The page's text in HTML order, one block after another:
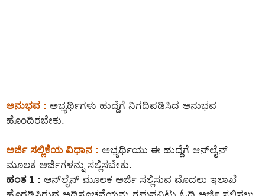
ಅನುಭವ : ಅಭ್ಯರ್ಥಿಗಳು ಹುದ್ದೆಗೆ ನಿಗದಿಪಡಿಸಿದ ಅನುಭವ
ಹೊಂದಿರಬೇಕು.
ಅರ್ಜಿ ಸಲ್ಲಿಕೆಯ ವಿಧಾನ : ಅಭ್ಯರ್ಥಿಯು ಈ ಹುದ್ದೆಗೆ ಆನ್‌ಲೈನ್‌
ಮೂಲಕ ಅರ್ಜಿಗಳನ್ನು ಸಲ್ಲಿಸಬೇಕು.
ಹಂತ 1 : ಆನ್‌ಲೈನ್‌ ಮೂಲಕ ಅರ್ಜಿ ಸಲ್ಲಿಸುವ ಮೊದಲು ಇಲಾಖೆ